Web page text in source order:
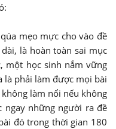
mẹo mực cho vào đề
là hoàn toàn sai mục
một học sinh nắm vững
là phải làm được mọi bài
làm nổi nếu không
ngay những người ra đề
đó trong thời gian 180